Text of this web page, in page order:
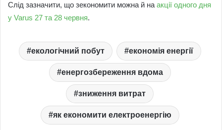
Слід зазначити, що зекономити можна й на акції одного дня
у Varus 27 та 28 червня.
екологічний побут економія енергії
енергозбереження вдома
зниження витрат
як економити електроенергію